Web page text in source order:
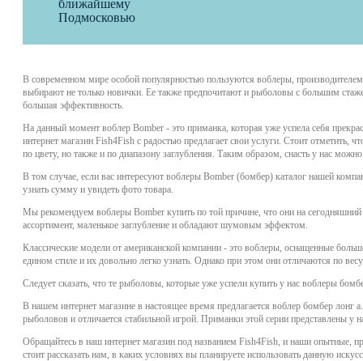
В современном мире особой популярностью пользуются воблеры,
выбирают не только новички. Ее также предпочитают и рыболовы с большим
большая эффективность.
На данный момент воблер Bomber - это приманка, которая уже успела себя
интернет магазин Fish4Fish с радостью предлагает свои услуги. Стоит
по цвету, но также и по диапазону заглубления. Таким образом, снасть у нас
В том случае, если вас интересуют воблеры Bomber (бомбер) каталог нашей
узнать сумму и увидеть фото товара.
Мы рекомендуем воблеры Bomber купить по той причине, что они на
ассортимент, маленькое заглубление и обладают шумовым эффектом.
Классические модели от американской компании - это воблеры, оснащенные
едином стиле и их довольно легко узнать. Однако при этом они отличаются по
Следует сказать, что те рыболовы, которые уже успели купить у нас воблеры
В нашем интернет магазине в настоящее время предлагается воблер бомбер лонг
рыболовов и отличается стабильной игрой. Приманки этой серии представлены
Обращайтесь в наш интернет магазин под названием Fish4Fish, и наши опытные,
стоит рассказать нам, в каких условиях вы планируете использовать данную